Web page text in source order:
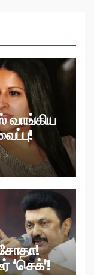
வாங்கிய
P
‘செக்’!